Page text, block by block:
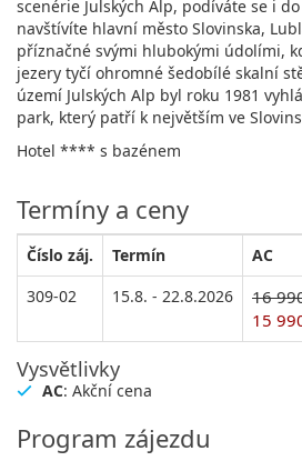
scenérie Julských Alp, podíváte se i
navštívíte hlavní město Slovinska,
příznačné svými hlubokými údolími,
jezery tyčí ohromné šedobílé skalní
území Julských Alp byl roku 1981
park, který patří k největším ve
Hotel **** s bazénem
Termíny a ceny
Číslo záj. Termín AC
309-02
15.8. - 22.8.2026
16
15
Vysvětlivky
AC: Akční cena
Program zájezdu